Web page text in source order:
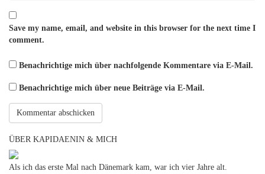
Save my name, email, and website in this browser for the next time I
comment.
Benachrichtige mich über nachfolgende Kommentare via E-Mail.
Benachrichtige mich über neue Beiträge via E-Mail.
ÜBER KAPIDAENIN & MICH
Als ich das erste Mal nach Dänemark kam, war ich vier Jahre alt.